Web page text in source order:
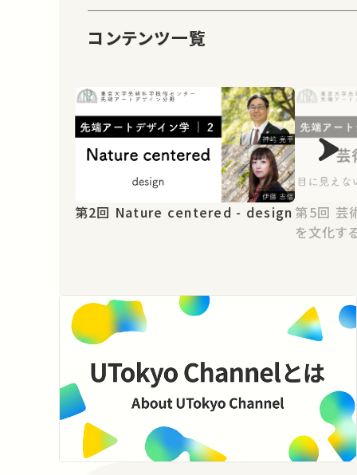
コンテンツ一覧
第2回 Nature centered - design 第5回 芸術とは〜目に見えないもの
を文化す